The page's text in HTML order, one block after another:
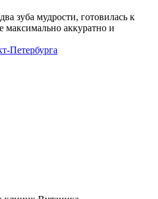
зуба мудрости, готовилась к
максимально аккуратно и